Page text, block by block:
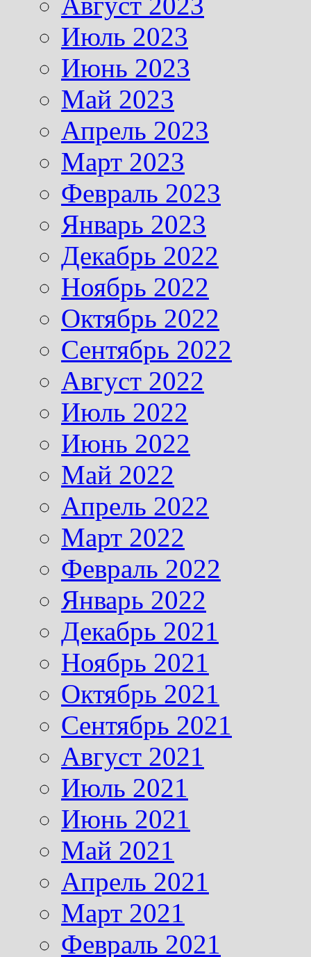
Июль 2023
Июнь 2023
Май 2023
Апрель 2023
Март 2023
Февраль 2023
Январь 2023
Декабрь 2022
Ноябрь 2022
Октябрь 2022
Сентябрь 2022
Август 2022
Июль 2022
Июнь 2022
Май 2022
Апрель 2022
Март 2022
Февраль 2022
Январь 2022
Декабрь 2021
Ноябрь 2021
Октябрь 2021
Сентябрь 2021
Август 2021
Июль 2021
Июнь 2021
Май 2021
Апрель 2021
Март 2021
Февраль 2021